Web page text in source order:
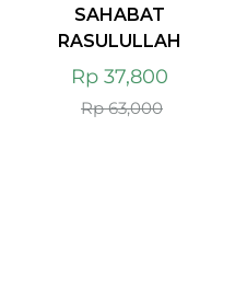
SAHABAT
RASULULLAH
Rp37,800
Rp63,000